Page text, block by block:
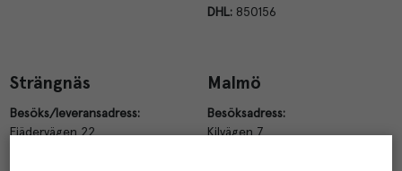
DHL: 850156
Strängnäs
Besöks/leveransadress:
Fjädervägen 22
Malmö
Besöksadress:
Kilvägen 7